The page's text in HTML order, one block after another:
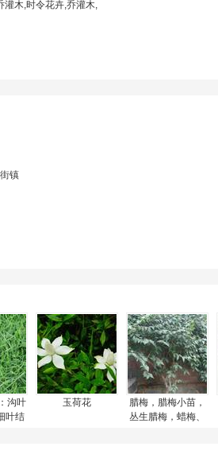
木,时令花卉,乔灌木,
镇
沟叶
叶结
玉荷花
腊梅，腊梅小苗，
丛生腊梅，蜡梅、